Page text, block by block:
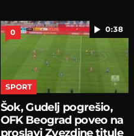
0:38
0
SPORT
Šok, Gudelj pogrešio,
OFK Beograd poveo na
proslavi Zvezdine titule